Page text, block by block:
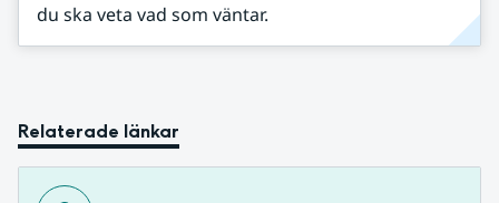
du ska veta vad som väntar.
Relaterade länkar